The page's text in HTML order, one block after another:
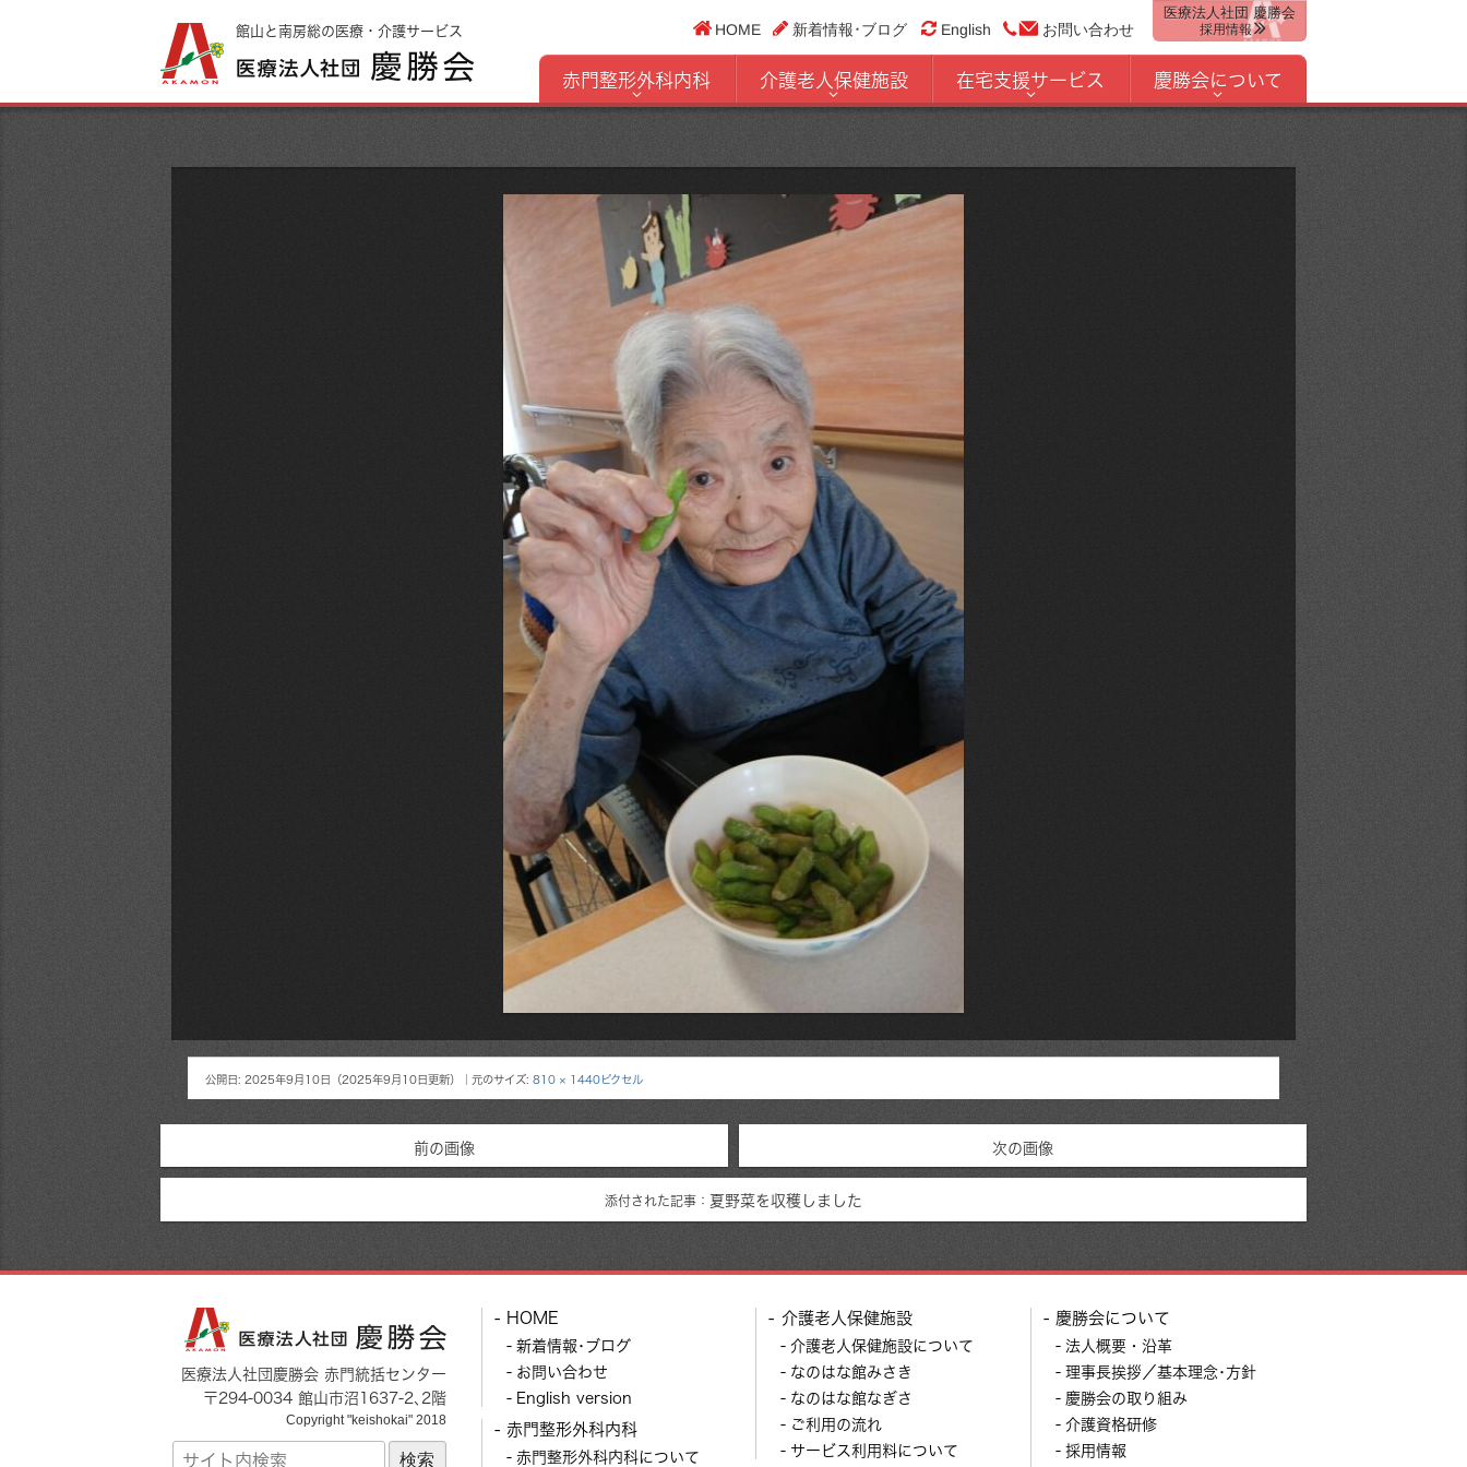
館山と南房総の医療・介護サービス HOME 新着情報･ブログ English お問い合わせ
医療法人社団 慶勝会
採用情報
赤門整形外科内科 介護老人保健施設 在宅支援サービス 慶勝会について
公開日: 2025年9月10日 （2025年9月10日 更新） ｜元のサイズ: 810 × 1440ピクセル
前の画像 次の画像
添付された記事： 夏野菜を収穫しました
HOME
新着情報･ブログ
お問い合わせ
English version
赤門整形外科内科
赤門整形外科内科について
介護老人保健施設
介護老人保健施設について
なのはな館みさき
なのはな館なぎさ
ご利用の流れ
サービス利用料について
慶勝会について
法人概要・沿革
理事長挨拶／基本理念･方針
慶勝会の取り組み
介護資格研修
採用情報
医療法人社団慶勝会 赤門統括センター
〒294-0034 館山市沼1637-2､2階
Copyright "keishokai" 2018
サ